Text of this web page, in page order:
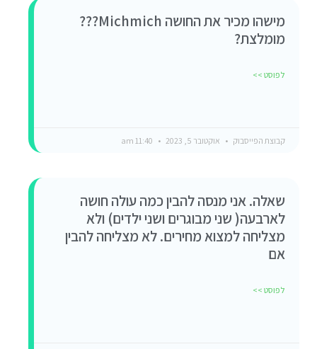
מישהו מכיר את החושה Michmich???
מומלצת?
לפוסט >>
קבוצת הפייסבוק אוקטובר 5, 2023
שאלה. אני מנסה להבין כמה עולה חושה
לארבעה( שני מבוגרים ושני ילדים) ולא
מצליחה למצוא מחירים. לא מצליחה להבין
אם
לפוסט >>